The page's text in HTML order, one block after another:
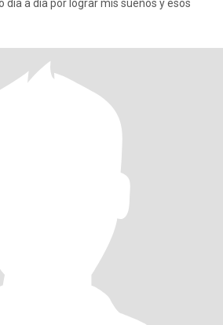
día a día por lograr mis sueños y esos